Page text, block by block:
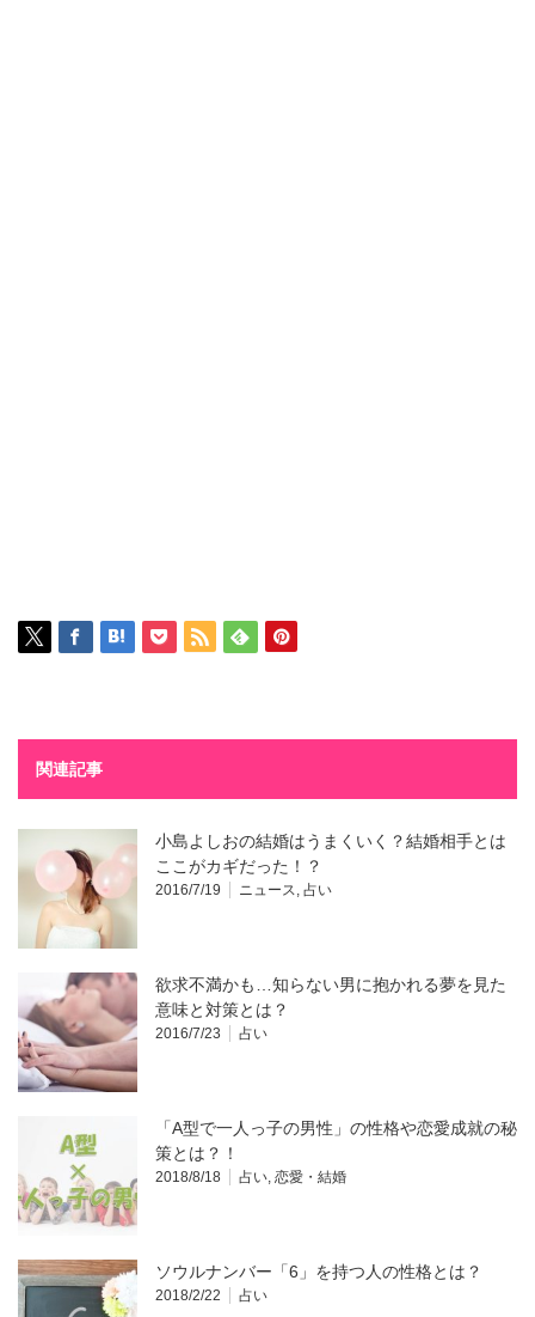
関連記事
小島よしおの結婚はうまくいく？結婚相手とは
ここがカギだった！？
2016/7/19 ニュース 占い
欲求不満かも…知らない男に抱かれる夢を見た
意味と対策とは？
2016/7/23 占い
「A型で一人っ子の男性」の性格や恋愛成就の秘
策とは？！
2018/8/18 占い 恋愛・結婚
ソウルナンバー「6」を持つ人の性格とは？
2018/2/22 占い